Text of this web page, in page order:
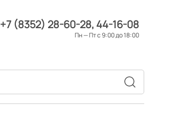
+7 (8352) 28-60-28 44-16-08
Пн — Пт с 9:00 до 18:00